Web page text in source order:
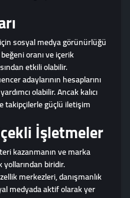
sosyal medya görünürlüğü
oranı ve içerik
etkili olabilir.
adaylarının hesaplarını
olabilir. Ancak kalıcı
takipçilerle güçlü iletişim
İşletmeler
kazanmanın ve marka
biridir.
merkezleri, danışmanlık
medyada aktif olarak yer